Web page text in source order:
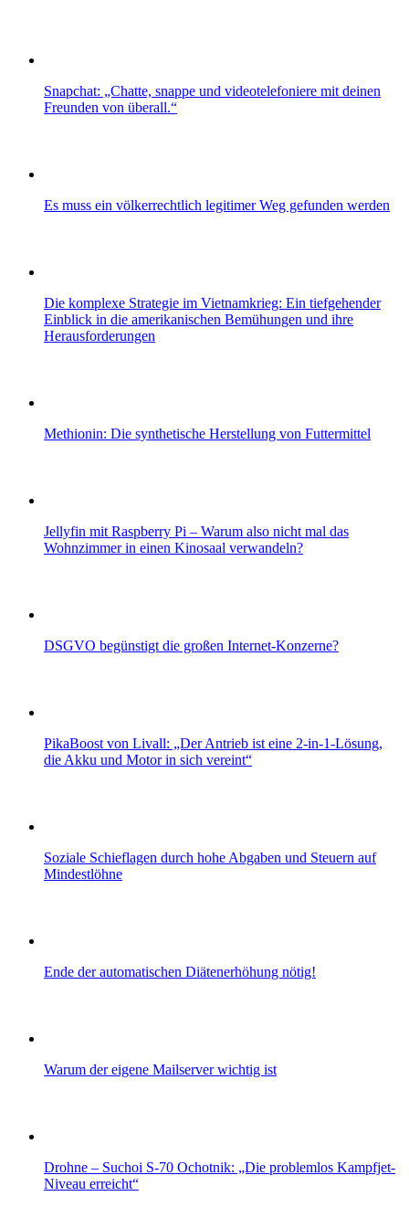
Snapchat: „Chatte, snappe und videotelefoniere mit deinen
Freunden von überall.“
Es muss ein völkerrechtlich legitimer Weg gefunden werden
Die komplexe Strategie im Vietnamkrieg: Ein tiefgehender
Einblick in die amerikanischen Bemühungen und ihre
Herausforderungen
Methionin: Die synthetische Herstellung von Futtermittel
Jellyfin mit Raspberry Pi – Warum also nicht mal das
Wohnzimmer in einen Kinosaal verwandeln?
DSGVO begünstigt die großen Internet-Konzerne?
PikaBoost von Livall: „Der Antrieb ist eine 2-in-1-Lösung,
die Akku und Motor in sich vereint“
Soziale Schieflagen durch hohe Abgaben und Steuern auf
Mindestlöhne
Ende der automatischen Diätenerhöhung nötig!
Warum der eigene Mailserver wichtig ist
Drohne – Suchoi S-70 Ochotnik: „Die problemlos Kampfjet-
Niveau erreicht“